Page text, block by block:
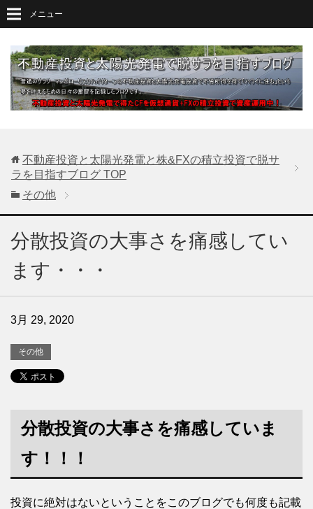
メニュー
不動産投資と太陽光発電と株&FXの積立投資で脱サ
ラを目指すブログ TOP
その他
分散投資の大事さを痛感してい
ます・・・
3月 29, 2020
その他
分散投資の大事さを痛感していま
す！！！
投資に絶対はないということをこのブログでも何度も記載